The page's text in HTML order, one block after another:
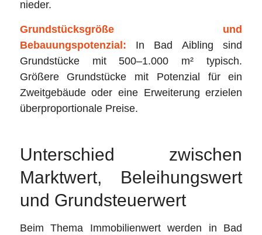
nieder.
Grundstücksgröße und
Bebauungspotenzial: In Bad Aibling sind
Grundstücke mit 500–1.000 m² typisch.
Größere Grundstücke mit Potenzial für ein
Zweitgebäude oder eine Erweiterung erzielen
überproportionale Preise.
Unterschied zwischen
Marktwert, Beleihungswert
und Grundsteuerwert
Beim Thema Immobilienwert werden in Bad